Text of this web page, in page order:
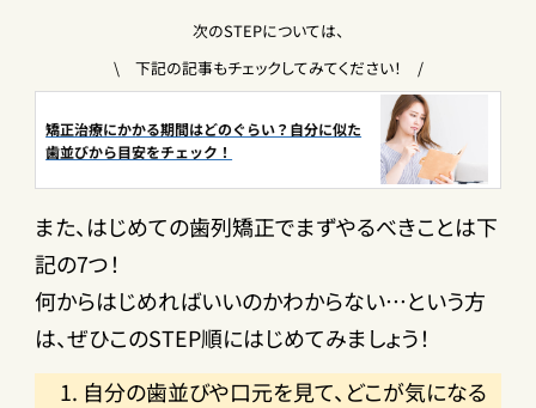
次のSTEPについては、
\ 下記の記事もチェックしてみてください！ /
矯正治療にかかる期間はどのぐらい？自分に似た
歯並びから目安をチェック！
また、はじめての歯列矯正でまずやるべきことは下
記の7つ！
何からはじめればいいのかわからない…という方
は、ぜひこのSTEP順にはじめてみましょう！
自分の歯並びや口元を見て、どこが気になる